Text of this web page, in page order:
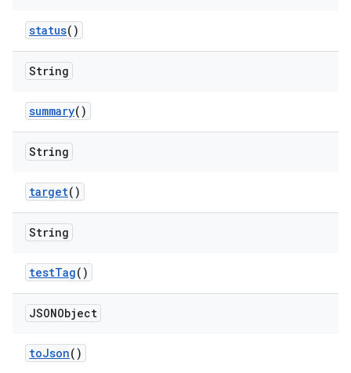
status()
String
summary()
String
target()
String
testTag()
JSONObject
toJson()